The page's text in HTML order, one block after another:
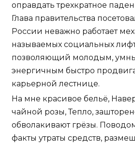
оправдать трехкратное
Глава правительства
России неважно работает
называемых социальных
позволяющий молодым,
энергичным быстро
карьерной лестнице.
На мне красивое бельё,
чайной розы, Тепло,
обволакивают грёзы.
факты утраты средств,